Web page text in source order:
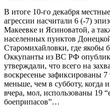
В итоге 10-го декабря
агрессии насчитали 6 (-7)
Макеевке и Ясиноватой, а
населенных пунктов
Старомихайловки, где якобы
Оккупанты из ВС РФ
утверждали, что всего на
воскресенье зафиксированы 7
меньше, чем в субботу,
вчера, мол, использованы 19
боеприпасов”…